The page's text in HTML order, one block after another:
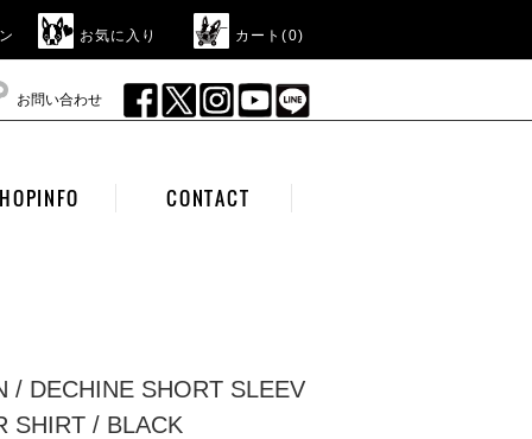
お気に入り カート(0)
お問い合わせ
CONTACT
/ DECHINE SHORT SLEEV
SHIRT / BLACK